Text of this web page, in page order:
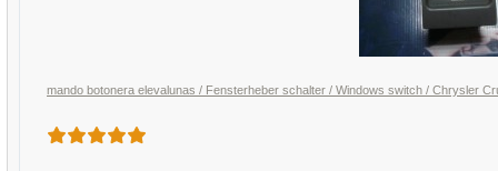
mando botonera elevalunas / Fensterheber schalter / Windows switch / Chrysler